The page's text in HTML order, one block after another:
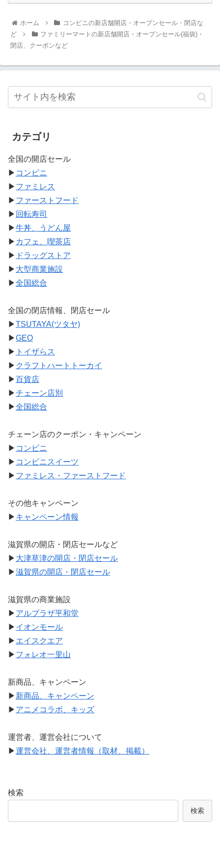
ホーム
コンビニの新店舗開店・オープンセール・閉店な
ど
ファミリーマートの新店舗開店・オープンセール(福袋)・
閉店、クーポンなど
カテゴリ
全国の開店セール
▶ コンビニ
▶ ファミレス
▶ ファーストフード
▶ 回転寿司
▶牛丼、うどん屋
▶ カフェ、喫茶店
▶ ドラッグストア
▶ 大型商業施設
▶全国総合
全国の閉店情報、閉店セール
▶TSUTAYA(ツタヤ)
▶GEO
▶ トイザらス
▶ クラフトハートトーカイ
▶ 百貨店
▶チェーン店別
▶全国総合
チェーン店のクーポン・キャンペーン
▶ コンビニ
▶ コンビニスイーツ
▶ ファミレス・ファーストフード
その他キャンペーン
▶ キャンペーン情報
滋賀県の開店・閉店セールなど
▶ 大津草津の開店・閉店セール
▶滋賀県の開店・閉店セール
滋賀県の商業施設
▶ アルプラザ平和堂
▶ イオンモール
▶ エイスクエア
▶ フォレオ一里山
新商品、キャンペーン
▶ 新商品、キャンペーン
▶ アニメコラボ、キッズ
運営者、運営会社について
▶運営会社、運営者情報（取材、掲載）
検索
検索